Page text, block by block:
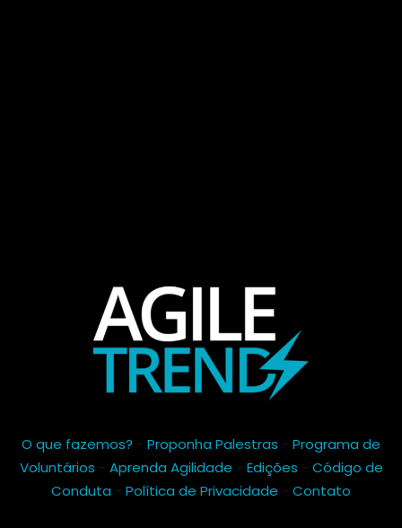
O que fazemos? - Proponha Palestras - Programa de
Voluntários - Aprenda Agilidade - Edições - Código de
Conduta - Política de Privacidade - Contato